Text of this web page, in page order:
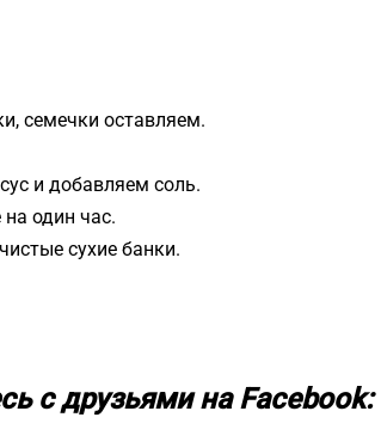
семечки оставляем.
и добавляем соль.
один час.
сухие банки.
с друзьями на Facebook: